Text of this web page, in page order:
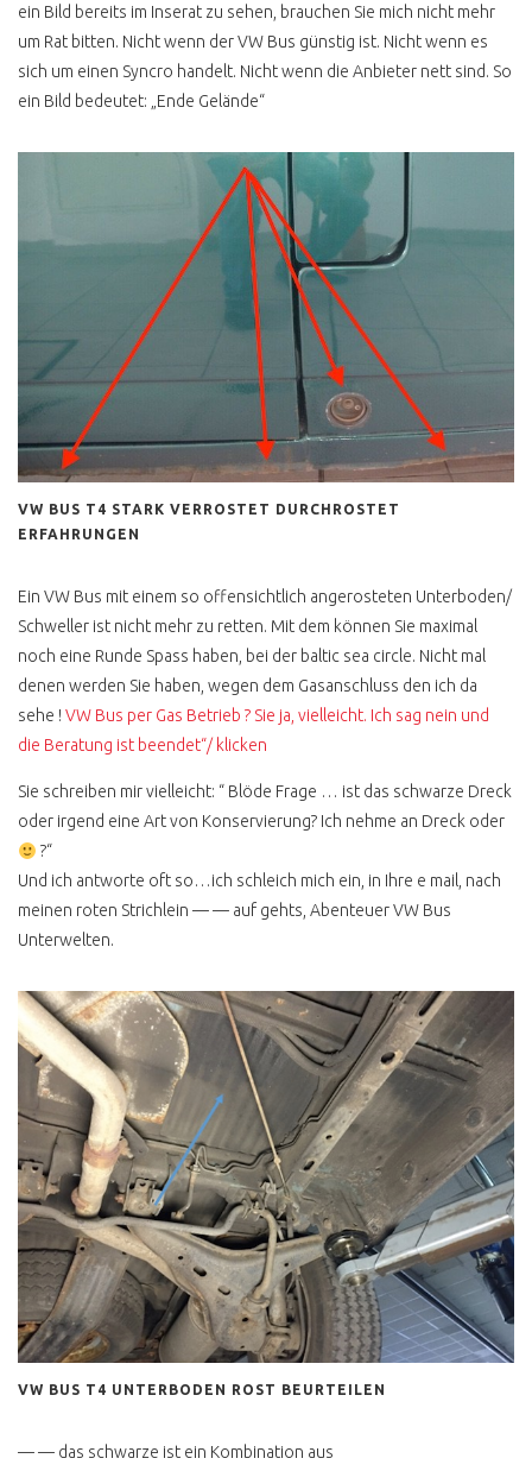
T3 1.9 TD RUST N FAST
T3 BRETTERSHUTTEL
KOCHEN AM VW BUS
ZUPARKEN FESTIVAL
KOCHEN AM VW BUS
PANGEA FESTIVAL
T3 FOTOBUS GRAFFITI
EASTCOASTRUN
FARBGEBUNG PER ROLLE
T1, T6, ID BUZZ ?
ONLINEBERATUNG T1
VW BUS T2
T2 ANZEIGE UND
REALITÄT
T2 ZWITTERMODELL
T2 HYPE HÖCHSTPREISE
T2C IMPORT
T2 TECHNISCHE
VERBESSERUNGEN
T2 LENKGETRIEBE
WARNUNG
T2 FLACHDACHCAMPER
UND 4 PERSONEN
T2 ÖLKÜHLER
T2 3 PUNKTGURTE
HINTEN NACHRÜSTEN
T2 HOCHDACH
ein Bild bereits im Inserat zu sehen, brauchen Sie mich nicht mehr
um Rat bitten. Nicht wenn der VW Bus günstig ist. Nicht wenn es
sich um einen Syncro handelt. Nicht wenn die Anbieter nett sind. So
ein Bild bedeutet: „Ende Gelände“
VW BUS T4 STARK VERROSTET DURCHROSTET
ERFAHRUNGEN
Ein VW Bus mit einem so offensichtlich angerosteten Unterboden/
Schweller ist nicht mehr zu retten. Mit dem können Sie maximal
noch eine Runde Spass haben, bei der baltic sea circle. Nicht mal
denen werden Sie haben, wegen dem Gasanschluss den ich da
sehe ! VW Bus per Gas Betrieb ? Sie ja, vielleicht. Ich sag nein und
die Beratung ist beendet“/ klicken
Sie schreiben mir vielleicht: “ Blöde Frage … ist das schwarze Dreck
oder irgend eine Art von Konservierung? Ich nehme an Dreck oder
?“
Und ich antworte oft so…ich schleich mich ein, in Ihre e mail, nach
meinen roten Strichlein — — auf gehts, Abenteuer VW Bus
Unterwelten.
VW BUS T4 UNTERBODEN ROST BEURTEILEN
— — das schwarze ist ein Kombination aus